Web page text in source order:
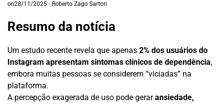
on28/11/2025 Roberto Zago Sartori
Resumo da notícia
Um estudo recente revela que apenas 2% dos usuários do
Instagram apresentam sintomas clínicos de dependência,
embora muitas pessoas se considerem “viciadas” na
plataforma.
A percepção exagerada de uso pode geraransiedade,